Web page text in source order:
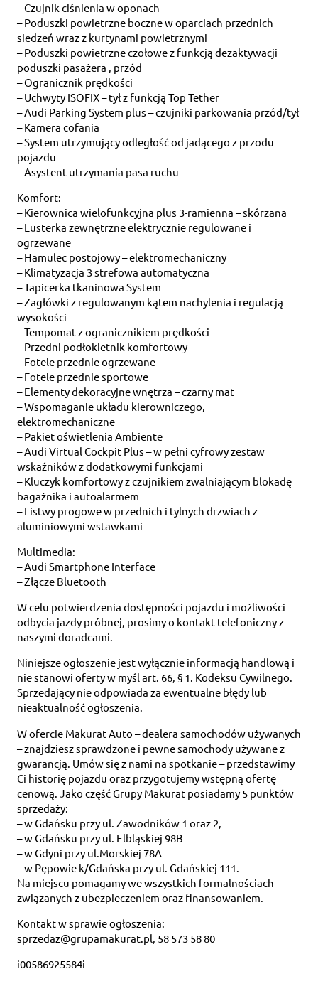
– Czujnik ciśnienia w oponach
– Poduszki powietrzne boczne w oparciach przednich
siedzeń wraz z kurtynami powietrznymi
– Poduszki powietrzne czołowe z funkcją dezaktywacji
poduszki pasażera , przód
– Ogranicznik prędkości
– Uchwyty ISOFIX – tył z funkcją Top Tether
– Audi Parking System plus – czujniki parkowania przód/tył
– Kamera cofania
– System utrzymujący odległość od jadącego z przodu
pojazdu
– Asystent utrzymania pasa ruchu
Komfort:
– Kierownica wielofunkcyjna plus 3-ramienna – skórzana
– Lusterka zewnętrzne elektrycznie regulowane i
ogrzewane
– Hamulec postojowy – elektromechaniczny
– Klimatyzacja 3 strefowa automatyczna
– Tapicerka tkaninowa System
– Zagłówki z regulowanym kątem nachylenia i regulacją
wysokości
– Tempomat z ogranicznikiem prędkości
– Przedni podłokietnik komfortowy
– Fotele przednie ogrzewane
– Fotele przednie sportowe
– Elementy dekoracyjne wnętrza – czarny mat
– Wspomaganie układu kierowniczego,
elektromechaniczne
– Pakiet oświetlenia Ambiente
– Audi Virtual Cockpit Plus – w pełni cyfrowy zestaw
wskaźników z dodatkowymi funkcjami
– Kluczyk komfortowy z czujnikiem zwalniającym blokadę
bagażnika i autoalarmem
– Listwy progowe w przednich i tylnych drzwiach z
aluminiowymi wstawkami
Multimedia:
– Audi Smartphone Interface
– Złącze Bluetooth
W celu potwierdzenia dostępności pojazdu i możliwości
odbycia jazdy próbnej, prosimy o kontakt telefoniczny z
naszymi doradcami.
Niniejsze ogłoszenie jest wyłącznie informacją handlową i
nie stanowi oferty w myśl art. 66, § 1. Kodeksu Cywilnego.
Sprzedający nie odpowiada za ewentualne błędy lub
nieaktualność ogłoszenia.
W ofercie Makurat Auto – dealera samochodów używanych
– znajdziesz sprawdzone i pewne samochody używane z
gwarancją. Umów się z nami na spotkanie – przedstawimy
Ci historię pojazdu oraz przygotujemy wstępną ofertę
cenową. Jako część Grupy Makurat posiadamy 5 punktów
sprzedaży:
– w Gdańsku przy ul. Zawodników 1 oraz 2,
– w Gdańsku przy ul. Elbląskiej 98B
– w Gdyni przy ul.Morskiej 78A
– w Pępowie k/Gdańska przy ul. Gdańskiej 111.
Na miejscu pomagamy we wszystkich formalnościach
związanych z ubezpieczeniem oraz finansowaniem.
Kontakt w sprawie ogłoszenia:
sprzedaz@grupamakurat.pl, 58 573 58 80
i00586925584i